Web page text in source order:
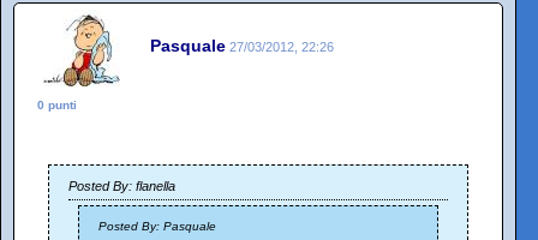
Pasquale 27/03/2012, 22:26
0 punti
Posted By: flanella
Posted By: Pasquale